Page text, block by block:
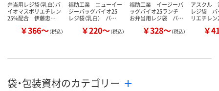
弁当用レジ袋（乳白）バ
イオマスポリエチレン
25%配合 伊藤忠…
￥366～（税込）
福助工業 ニューイー
ジーバッグバイオ25
レジ袋（乳白） バ…
￥220～（税込）
福助工業 イージーバ
ッグバイオ25ランチ
お弁当用レジ袋 バ…
￥328～（税込）
アスクル
レジ袋 バ
リエチレ
￥
袋・包装資材のカテゴリー